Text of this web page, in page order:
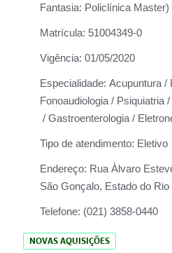
Fantasia: Policlínica Master)
Matrícula: 51004349-0
Vigência: 01/05/2020
Especialidade: Acupuntura /
Fonoaudiologia / Psiquiatria
/ Gastroenterologia /
Tipo de atendimento: Eletivo
Endereço: Rua Àlvaro
São Gonçalo, Estado do Rio
Telefone: (021) 3858-0440
NOVAS AQUISIÇÕES